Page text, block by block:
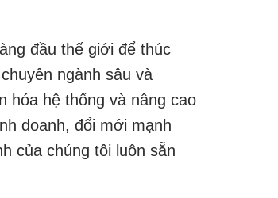
đầu thế giới để thúc
ngành sâu và
hóa hệ thống và nâng cao
doanh, đổi mới mạnh
của chúng tôi luôn sẵn